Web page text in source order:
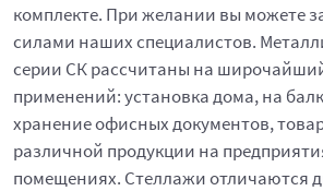
комплекте. При желании вы можете
силами наших специалистов.
серии СК рассчитаны на
применений: установка дома, на
хранение офисных документов,
различной продукции на
помещениях. Стеллажи отличаются